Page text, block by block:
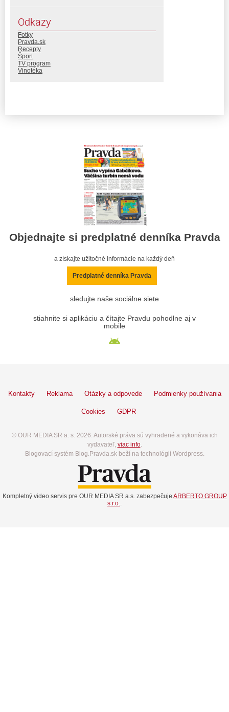
Odkazy
Fotky
Pravda.sk
Recepty
Šport
TV program
Vinotéka
Objednajte si predplatné denníka Pravda
a získajte užitočné informácie na každý deň
Predplatné denníka Pravda
sledujte naše sociálne siete
stiahnite si aplikáciu a čítajte Pravdu pohodlne aj v
mobile
Kontakty Reklama Otázky a odpovede Podmienky používania
Cookies GDPR
© OUR MEDIA SR a. s. 2026. Autorské práva sú vyhradené a vykonáva ich
vydavateľ, viac info.
Blogovací systém Blog.Pravda.sk beží na technológií Wordpress.
Kompletný video servis pre OUR MEDIA SR a.s. zabezpečuje ARBERTO GROUP
s.r.o.